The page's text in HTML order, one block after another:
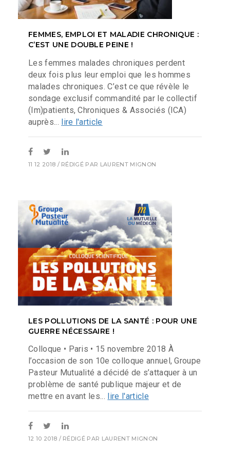
FEMMES, EMPLOI ET MALADIE CHRONIQUE :
C’EST UNE DOUBLE PEINE !
Les femmes malades chroniques perdent
deux fois plus leur emploi que les hommes
malades chroniques. C’est ce que révèle le
sondage exclusif commandité par le collectif
(Im)patients, Chroniques & Associés (ICA)
auprès... lire l'article
11 12 2018 / RÉDIGÉ PAR LAURENT MIGNON
LES POLLUTIONS DE LA SANTÉ : POUR UNE
GUERRE NÉCESSAIRE !
Colloque • Paris • 15 novembre 2018 À
l’occasion de son 10e colloque annuel, Groupe
Pasteur Mutualité a décidé de s’attaquer à un
problème de santé publique majeur et de
mettre en avant les... lire l'article
12 10 2018 / RÉDIGÉ PAR LAURENT MIGNON